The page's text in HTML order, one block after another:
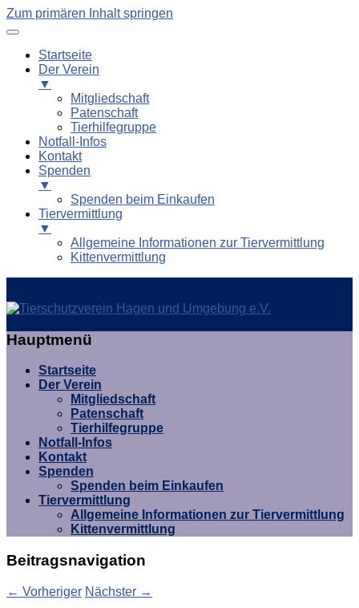
Zum primären Inhalt springen
Startseite
Der Verein
▼
Mitgliedschaft
Patenschaft
Tierhilfegruppe
Notfall-Infos
Kontakt
Spenden
▼
Spenden beim Einkaufen
Tiervermittlung
▼
Allgemeine Informationen zur Tiervermittlung
Kittenvermittlung
Tierschutzverein Hagen und
Umgebung e.V.
Hauptmenü
Startseite
Der Verein
Mitgliedschaft
Patenschaft
Tierhilfegruppe
Notfall-Infos
Kontakt
Spenden
Spenden beim Einkaufen
Tiervermittlung
Allgemeine Informationen zur Tiervermittlung
Kittenvermittlung
Beitragsnavigation
← Vorheriger Nächster →